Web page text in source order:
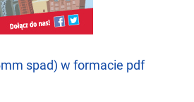
spad) w formacie pdf